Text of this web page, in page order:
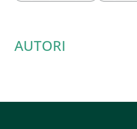
AUTORI